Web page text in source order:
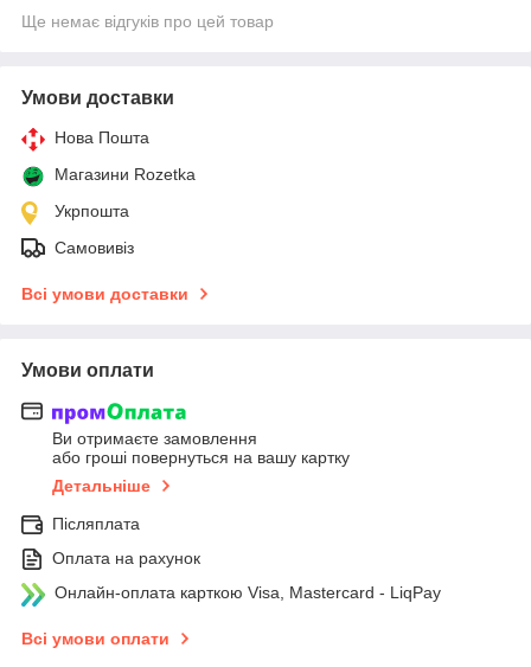
Ще немає відгуків про цей товар
Умови доставки
Нова Пошта
Магазини Rozetka
Укрпошта
Самовивіз
Всі умови доставки
Умови оплати
Ви отримаєте замовлення
або гроші повернуться на вашу картку
Детальніше
Післяплата
Оплата на рахунок
Онлайн-оплата карткою Visa, Mastercard - LiqPay
Всі умови оплати